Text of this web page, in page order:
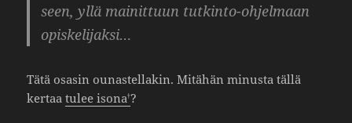
seen, yllä mainit­tuun tutkinto-ohjel­maan
opis­ke­li­jaksi…
Tätä osasin ounas­tel­lakin. Mitähän minusta tällä
kertaatulee isona ?